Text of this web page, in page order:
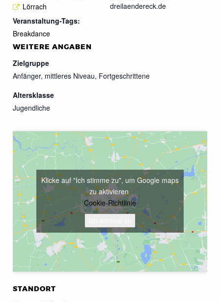
Lörrach
Veranstaltung-Tags:
Breakdance
dreilaendereck.de
WEITERE ANGABEN
Zielgruppe
Anfänger, mittleres Niveau, Fortgeschrittene
Altersklasse
Jugendliche
STANDORT
Klicke auf "Ich stimme zu", um Google maps
zu aktivieren
Cookie-Richtlinie